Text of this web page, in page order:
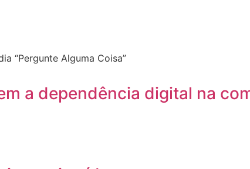
a dependência digital na